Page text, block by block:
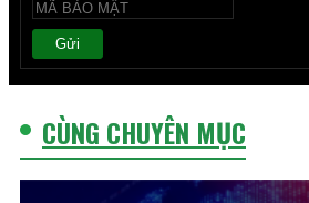
Gửi
CÙNG CHUYÊN MỤC